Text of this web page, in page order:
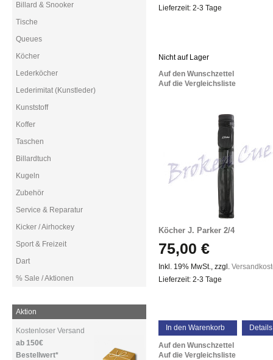
Lieferzeit: 2-3 Tage
Nicht auf Lager
Auf den Wunschzettel
Auf die Vergleichsliste
Köcher J. Parker 2/4
75,00 €
Inkl. 19% MwSt., zzgl.
Lieferzeit: 2-3 Tage
In den Warenkorb Details
Auf den Wunschzettel
Auf die Vergleichsliste
Billard & Snooker
Tische
Queues
Köcher
Lederköcher
Lederimitat (Kunstleder)
Kunststoff
Koffer
Taschen
Billardtuch
Kugeln
Zubehör
Service & Reparatur
Kicker / Airhockey
Sport & Freizeit
Dart
% Sale / Aktionen
Aktion
Kostenloser Versand
ab 150€
Bestellwert*